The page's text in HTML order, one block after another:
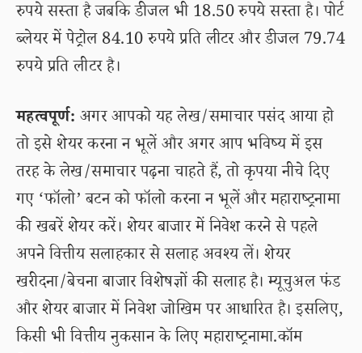
रुपये सस्ता है जबकि डीजल भी 18.50 रुपये सस्ता है। पोर्ट
ब्लेयर में पेट्रोल 84.10 रुपये प्रति लीटर और डीजल 79.74
रुपये प्रति लीटर है।
महत्वपूर्ण: अगर आपको यह लेख/समाचार पसंद आया हो
तो इसे शेयर करना न भूलें और अगर आप भविष्य में इस
तरह के लेख/समाचार पढ़ना चाहते हैं, तो कृपया नीचे दिए
गए ‘फॉलो’ बटन को फॉलो करना न भूलें और महाराष्ट्रनामा
की खबरें शेयर करें। शेयर बाजार में निवेश करने से पहले
अपने वित्तीय सलाहकार से सलाह अवश्य लें। शेयर
खरीदना/बेचना बाजार विशेषज्ञों की सलाह है। म्यूचुअल फंड
और शेयर बाजार में निवेश जोखिम पर आधारित है। इसलिए,
किसी भी वित्तीय नुकसान के लिए महाराष्ट्रनामा.कॉम